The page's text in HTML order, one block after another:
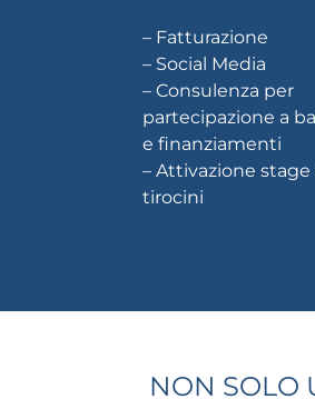
– Fatturazione
– Social Media
– Consulenza per
partecipazione a
e finanziamenti
– Attivazione stage
tirocini
NON SOLO